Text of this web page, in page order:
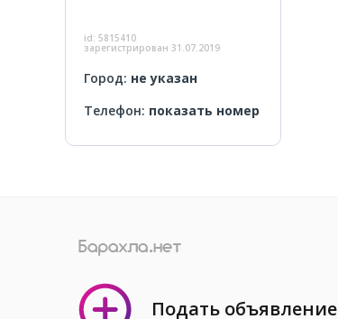
id: 5815410
зарегистрирован 31.07.2019
Город: не указан
Телефон: показать номер
Подать объявление